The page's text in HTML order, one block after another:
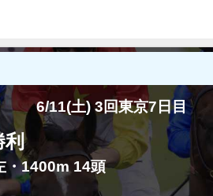
6/11(土) 3回東京7日目
利
・1400m 14頭